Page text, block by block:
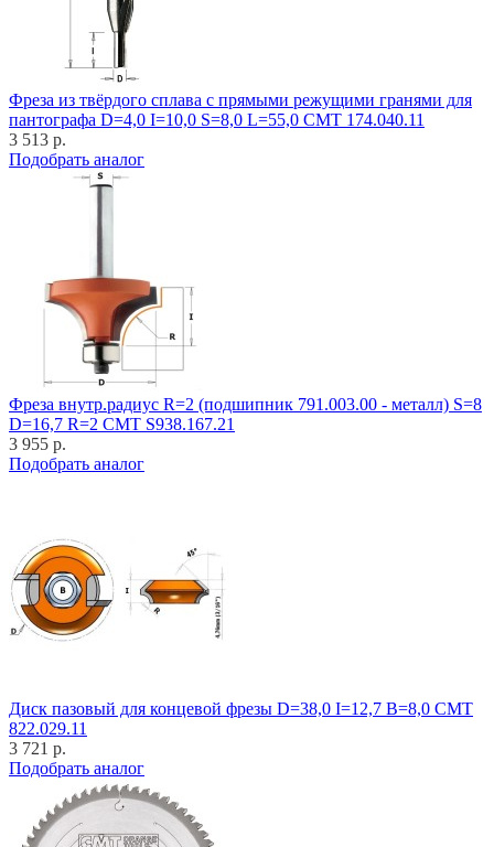
Фреза из твёрдого сплава с прямыми режущими гранями для
пантографа D=4,0 I=10,0 S=8,0 L=55,0 CMT 174.040.11
3 513 р.
Подобрать аналог
Фреза внутр.радиус R=2 (подшипник 791.003.00 - металл) S=8
D=16,7 R=2 CMT S938.167.21
3 955 р.
Подобрать аналог
Диск пазовый для концевой фрезы D=38,0 I=12,7 B=8,0 CMT
822.029.11
3 721 р.
Подобрать аналог